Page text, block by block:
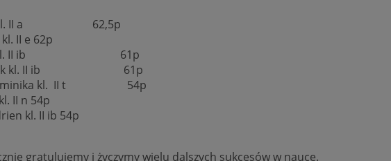
kl. II a 62,5p
II e 62p
kl. II ib 61p
kl. II ib 61p
Dominika kl. II t 54p
II n 54p
kl. II ib 54p
gratulujemy i życzymy wielu dalszych sukcesów w nauce.